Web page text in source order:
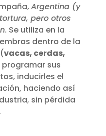
Argentina (y
pero otros
. Se utiliza en la
dentro de la
vacas, cerdas,
sus
inducirles el
haciendo así
sin pérdida